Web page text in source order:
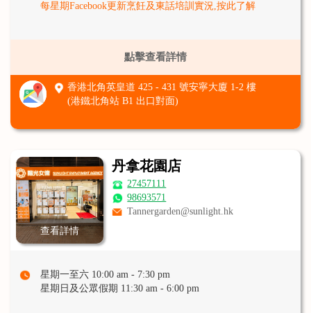
每星期Facebook更新烹飪及東話培訓實況,按此了解
點擊查看詳情
香港北角英皇道 425 - 431 號安寧大廈 1-2 樓
(港鐵北角站 B1 出口對面)
查看詳情
丹拿花園店
27457111
98693571
Tannergarden@sunlight.hk
星期一至六 10:00 am - 7:30 pm
星期日及公眾假期 11:30 am - 6:00 pm